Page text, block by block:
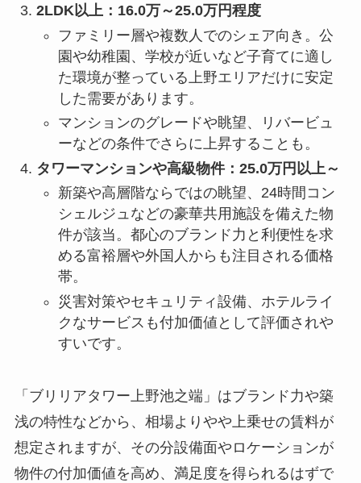
2LDK以上：16.0万～25.0万円程度
ファミリー層や複数人でのシェア向き。公
園や幼稚園、学校が近いなど子育てに適し
た環境が整っている上野エリアだけに安定
した需要があります。
マンションのグレードや眺望、リバービュ
ーなどの条件でさらに上昇することも。
タワーマンションや高級物件：25.0万円以上～
新築や高層階ならではの眺望、24時間コン
シェルジュなどの豪華共用施設を備えた物
件が該当。都心のブランド力と利便性を求
める富裕層や外国人からも注目される価格
帯。
災害対策やセキュリティ設備、ホテルライ
クなサービスも付加価値として評価されや
すいです。
「ブリリアタワー上野池之端」はブランド力や築
浅の特性などから、相場よりやや上乗せの賃料が
想定されますが、その分設備面やロケーションが
物件の付加価値を高め、満足度を得られるはずで